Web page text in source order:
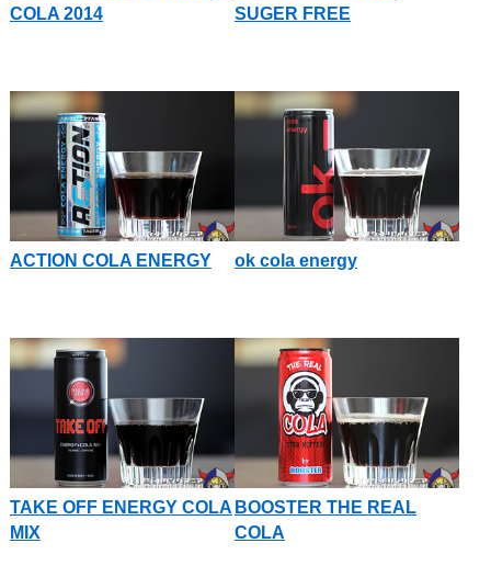
COLA 2014
SUGER FREE
ACTION COLA ENERGY ok cola energy
TAKE OFF ENERGY COLA
MIX
BOOSTER THE REAL
COLA